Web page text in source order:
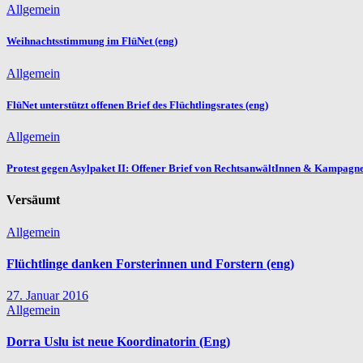
Allgemein
Weihnachtsstimmung im FlüNet (eng)
Allgemein
FlüNet unterstützt offenen Brief des Flüchtlingsrates (eng)
Allgemein
Protest gegen Asylpaket II: Offener Brief von RechtsanwältInnen &
Versäumt
Allgemein
Flüchtlinge danken Forsterinnen und Forstern (eng)
27. Januar 2016
Allgemein
Dorra Uslu ist neue Koordinatorin (Eng)